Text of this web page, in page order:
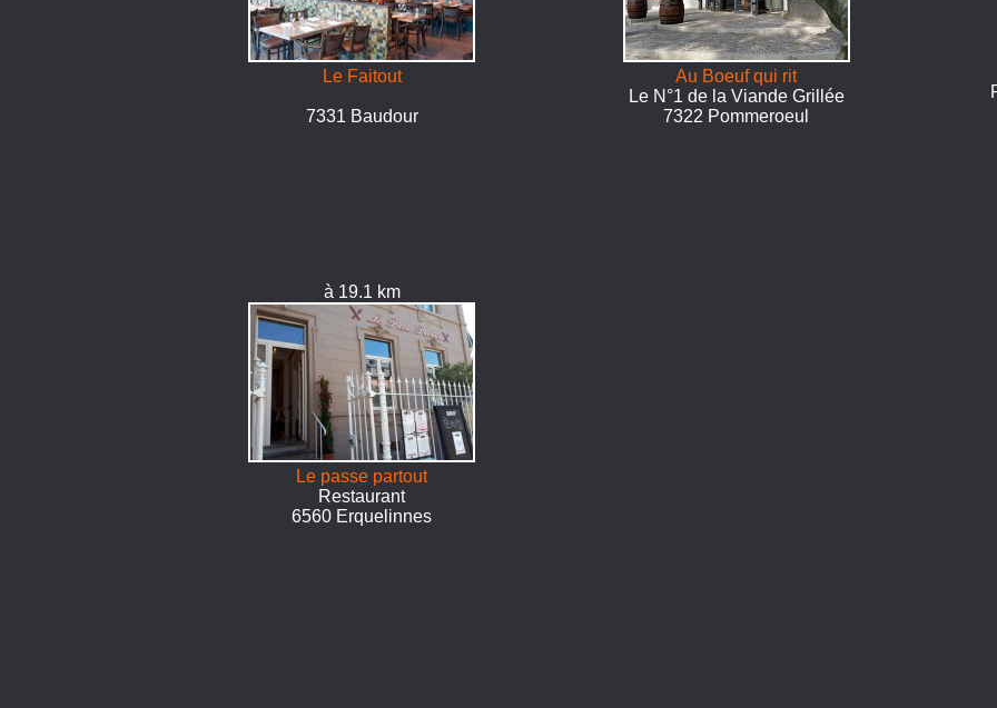
Le Faitout
7331 Baudour
Au Boeuf qui rit
Le N°1 de la Viande Grillée
7322 Pommeroeul
à 19.1 km
Le passe partout
Restaurant
6560 Erquelinnes